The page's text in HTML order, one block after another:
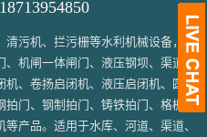
18713954850
污机、拦污栅等水利机械设备，包
机闸一体闸门、液压钢坝、渠道闸
机、卷扬启闭机、液压启闭机、圆形
门、钢制拍门、铸铁拍门、格栅清
产品。适用于水库、河道、渠道、